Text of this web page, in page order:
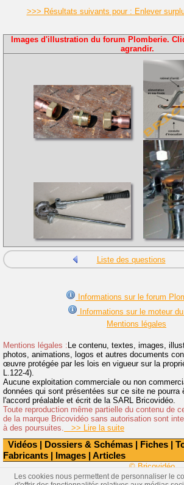
Vidéos Dossiers & Schémas Fiches
Fabricants
Images Articles
>>> Résultats suivants pour : Enlever
Images d'illustration du forum Plomberie.
agrandir.
Liste des questions
Informations sur le forum
Informations sur le moteur
Mentions légales
Mentions légales : Le contenu, textes, images,
photos, animations, logos et autres documents
œuvre protégée par les lois en vigueur sur la
L.122-4).
Aucune exploitation commerciale ou non
données qui sont présentées sur ce site ne pourra
l'accord préalable et écrit de la SARL Bricovidéo.
Toute reproduction même partielle du contenu de
de la marque Bricovidéo sans autorisation sont
à des poursuites. >> Lire la suite
© Bricovidéo
Les cookies nous permettent de personnaliser le